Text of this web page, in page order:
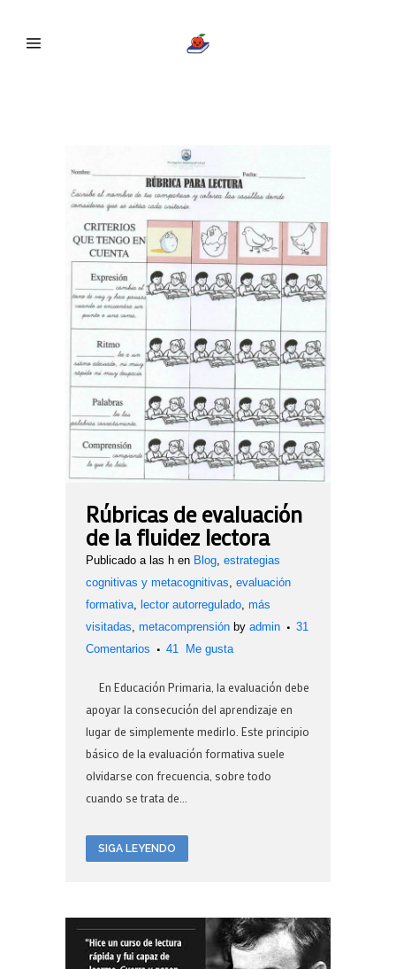
Rúbricas de evaluación
de la fluidez lectora
Publicado a las h en Blog estrategias
cognitivas y metacognitivas evaluación
formativa
lector autorregulado más
visitadas metacomprensión by admin
31
Comentarios
41 Me gusta
En Educación Primaria, la evaluación debe
apoyar la consecución del aprendizaje en
lugar de simplemente medirlo. Este principio
básico de la evaluación formativa suele
olvidarse con frecuencia, sobre todo
cuando se trata de...
SIGA LEYENDO